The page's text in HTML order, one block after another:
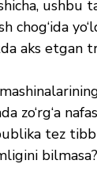
ushbu
chog‘ida
aks etgan
zo‘rg‘a
tez
bilmasa?